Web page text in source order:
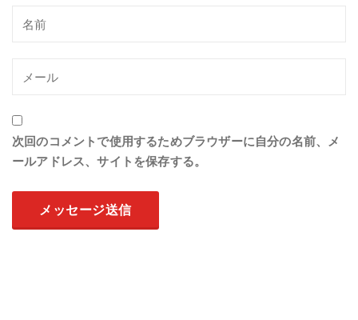
次回のコメントで使用するためブラウザーに自分の名前、メ
ールアドレス、サイトを保存する。